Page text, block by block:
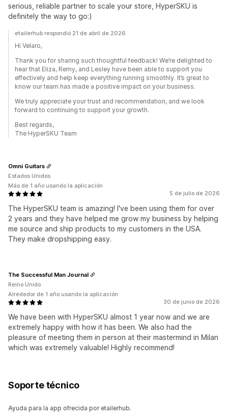
serious, reliable partner to scale your store, HyperSKU is
definitely the way to go:)
etailerhub respondió 21 de abril de 2026
Hi Velaro,
Thank you for sharing such thoughtful feedback! We’re delighted to
hear that Eliza, Remy, and Lesley have been able to support you
effectively and help keep everything running smoothly. It’s great to
know our team has made a positive impact on your business.
We truly appreciate your trust and recommendation, and we look
forward to continuing to support your growth.
Best regards,
The HyperSKU Team
5 de julio de 2026
The HyperSKU team is amazing! I've been using them for over
2 years and they have helped me grow my business by helping
me source and ship products to my customers in the USA.
They make dropshipping easy.
Omni Guitars
Estados Unidos
Más de 1 año usando la aplicación
30 de junio de 2026
We have been with HyperSKU almost 1 year now and we are
extremely happy with how it has been. We also had the
pleasure of meeting them in person at their mastermind in Milan
which was extremely valuable! Highly recommend!
The Successful Man Journal
Reino Unido
Alrededor de 1 año usando la aplicación
Soporte técnico
Ayuda para la app ofrecida por etailerhub.